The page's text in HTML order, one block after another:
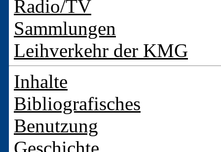
Radio/TV
Sammlungen
Leihverkehr der KMG
Inhalte
Bibliografisches
Benutzung
Geschichte